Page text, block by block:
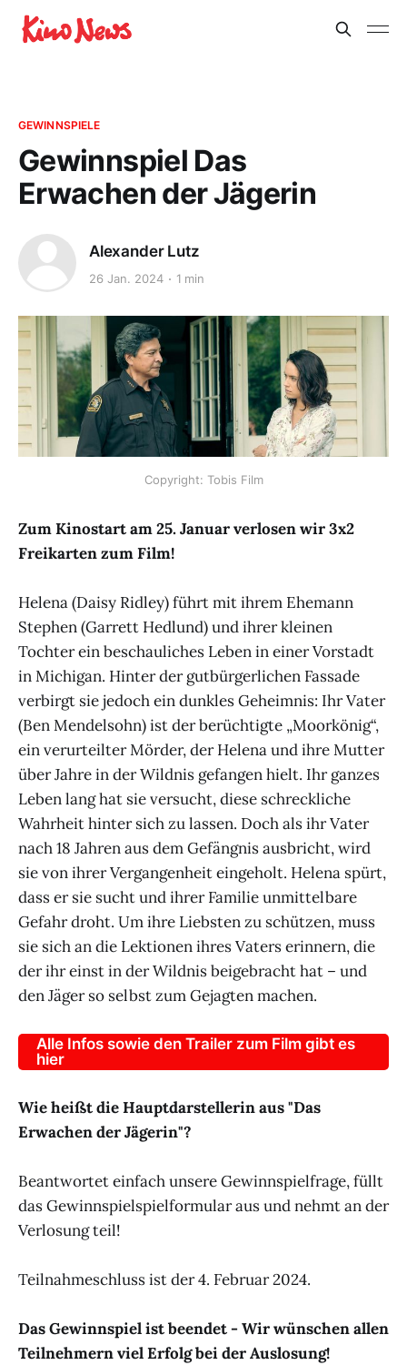
GEWINNSPIELE
Gewinnspiel Das
Erwachen der Jägerin
Alexander Lutz
26 Jan. 2024 1 min
Copyright: Tobis Film
Zum Kinostart am 25. Januar verlosen wir 3x2
Freikarten zum Film!
Helena (Daisy Ridley) führt mit ihrem Ehemann
Stephen (Garrett Hedlund) und ihrer kleinen
Tochter ein beschauliches Leben in einer Vorstadt
in Michigan. Hinter der gutbürgerlichen Fassade
verbirgt sie jedoch ein dunkles Geheimnis: Ihr Vater
(Ben Mendelsohn) ist der berüchtigte „Moorkönig“,
ein verurteilter Mörder, der Helena und ihre Mutter
über Jahre in der Wildnis gefangen hielt. Ihr ganzes
Leben lang hat sie versucht, diese schreckliche
Wahrheit hinter sich zu lassen. Doch als ihr Vater
nach 18 Jahren aus dem Gefängnis ausbricht, wird
sie von ihrer Vergangenheit eingeholt. Helena spürt,
dass er sie sucht und ihrer Familie unmittelbare
Gefahr droht. Um ihre Liebsten zu schützen, muss
sie sich an die Lektionen ihres Vaters erinnern, die
der ihr einst in der Wildnis beigebracht hat – und
den Jäger so selbst zum Gejagten machen.
Alle Infos sowie den Trailer zum Film gibt es
hier
Wie heißt die Hauptdarstellerin aus "Das
Erwachen der Jägerin"?
Beantwortet einfach unsere Gewinnspielfrage, füllt
das Gewinnspielspielformular aus und nehmt an der
Verlosung teil!
Teilnahmeschluss ist der 4. Februar 2024.
Das Gewinnspiel ist beendet - Wir wünschen allen
Teilnehmern viel Erfolg bei der Auslosung!